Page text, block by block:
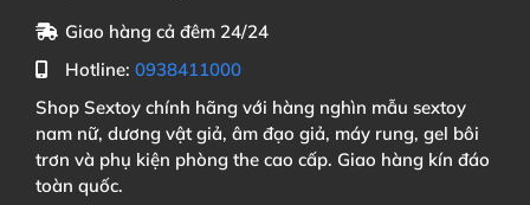
Giao hàng cả đêm 24/24
Hotline: 0938411000
Shop Sextoy chính hãng với hàng nghìn mẫu sextoy
nam nữ, dương vật giả, âm đạo giả, máy rung, gel bôi
trơn và phụ kiện phòng the cao cấp. Giao hàng kín đáo
toàn quốc.